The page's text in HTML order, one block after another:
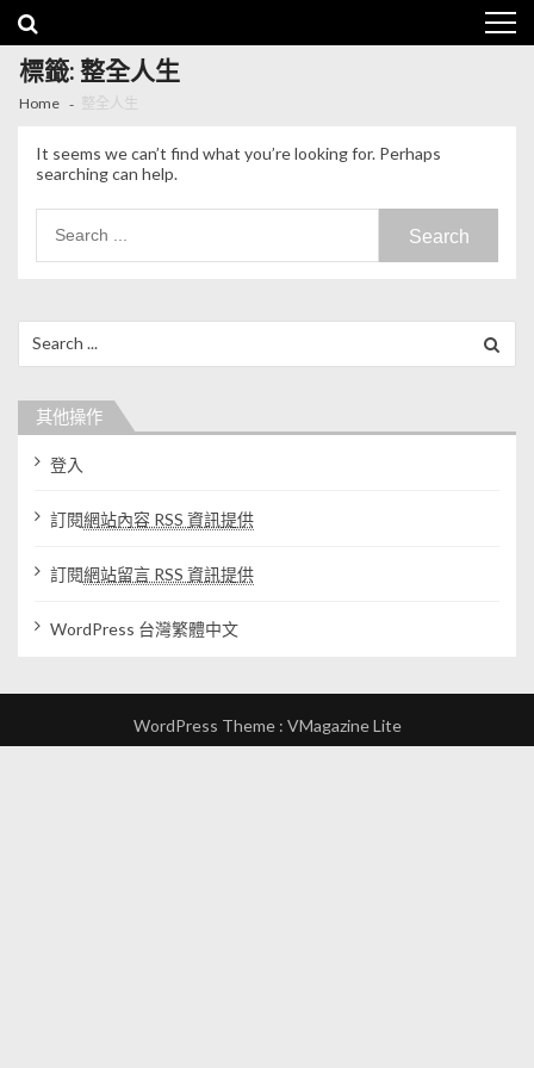
Skip to navigation
Skip to content
標籤: 整全人生
Home 整全人生
It seems we can’t find what you’re looking for. Perhaps
searching can help.
其他操作
登入
訂閱網站內容 RSS 資訊提供
訂閱網站留言 RSS 資訊提供
WordPress 台灣繁體中文
WordPress Theme : VMagazine Lite